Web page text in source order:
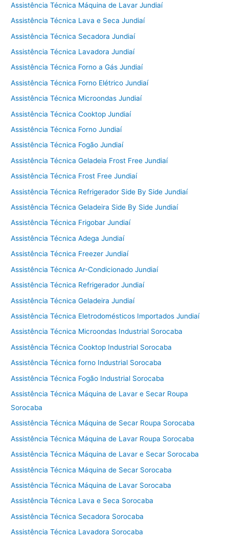
Assistência Técnica Máquina de Lavar Jundiaí
Assistência Técnica Lava e Seca Jundiaí
Assistência Técnica Secadora Jundiaí
Assistência Técnica Lavadora Jundiaí
Assistência Técnica Forno a Gás Jundiaí
Assistência Técnica Forno Elétrico Jundiaí
Assistência Técnica Microondas Jundiaí
Assistência Técnica Cooktop Jundiaí
Assistência Técnica Forno Jundiaí
Assistência Técnica Fogão Jundiaí
Assistência Técnica Geladeia Frost Free Jundiaí
Assistência Técnica Frost Free Jundiaí
Assistência Técnica Refrigerador Side By Side Jundiaí
Assistência Técnica Geladeira Side By Side Jundiaí
Assistência Técnica Frigobar Jundiaí
Assistência Técnica Adega Jundiaí
Assistência Técnica Freezer Jundiaí
Assistência Técnica Ar-Condicionado Jundiaí
Assistência Técnica Refrigerador Jundiaí
Assistência Técnica Geladeira Jundiaí
Assistência Técnica Eletrodomésticos Importados Jundiaí
Assistência Técnica Microondas Industrial Sorocaba
Assistência Técnica Cooktop Industrial Sorocaba
Assistência Técnica forno Industrial Sorocaba
Assistência Técnica Fogão Industrial Sorocaba
Assistência Técnica Máquina de Lavar e Secar Roupa
Sorocaba
Assistência Técnica Máquina de Secar Roupa Sorocaba
Assistência Técnica Máquina de Lavar Roupa Sorocaba
Assistência Técnica Máquina de Lavar e Secar Sorocaba
Assistência Técnica Máquina de Secar Sorocaba
Assistência Técnica Máquina de Lavar Sorocaba
Assistência Técnica Lava e Seca Sorocaba
Assistência Técnica Secadora Sorocaba
Assistência Técnica Lavadora Sorocaba